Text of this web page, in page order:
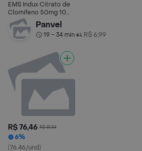
EMS Indux Citrato de
Clomifeno 50mg 10
ComprimidosPanvel
19 - 34 min• R$ 6,99
R$ 76,46 R$ 81,34
6%
(76.46/und)